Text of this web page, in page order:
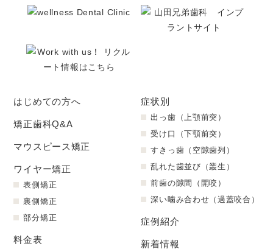
はじめての方へ
矯正歯科Q&A
マウスピース矯正
ワイヤー矯正
表側矯正
裏側矯正
部分矯正
料金表
症状別
出っ歯（上顎前突）
受け口（下顎前突）
すきっ歯（空隙歯列）
乱れた歯並び（叢生）
前歯の隙間（開咬）
深い噛み合わせ（過蓋咬合）
症例紹介
新着情報